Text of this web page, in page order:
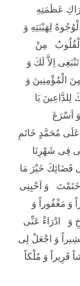
عَظَمَتِهِ
لِهَيْبَتِهِ وَ
مِنْ
اِلاَّ لَكَ وَ
الْمُؤْمِنِينَ وَ
يَا
اَسْرَعَ
عَلَى مُحَمَّدٍ خَاتَمِ
فِى شَهْرِنَا
قَضَائِكَ خَيْرَ مَا
خَتَمْتَ
وَ اَحْيِنِى
وَ مَغْفُوراً وَ
وَ
ادْرَاءْ عَنِّى
وَ اجْعَلْ لِى
قَرِيراً وَ مُلْكاً